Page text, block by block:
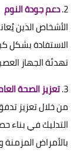
2. دعم جودة النوم
الأشخاص الذين
الاستفادة بشكل
تهدئة الجهاز
3. تعزيز الصحة
من خلال تعزيز
التدليك في بناء
بالأمراض